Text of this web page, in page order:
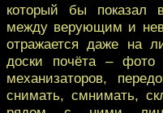
который бы показал
между верующим и
отражается даже на
доски почёта – фото
механизаторов,
снимать, смнимать,